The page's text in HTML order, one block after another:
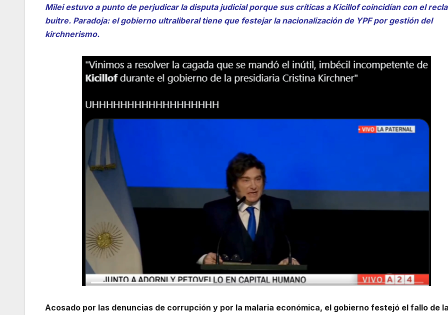
Milei estuvo a punto de perjudicar la disputa judicial porque sus críticas a Kicillof coincidían con el
buitre. Paradoja: el gobierno ultraliberal tiene que festejar la nacionalización de YPF por gestión del
kirchnerismo.
Acosado por las denuncias de corrupción y por la malaria económica, el gobierno festejó el fallo de